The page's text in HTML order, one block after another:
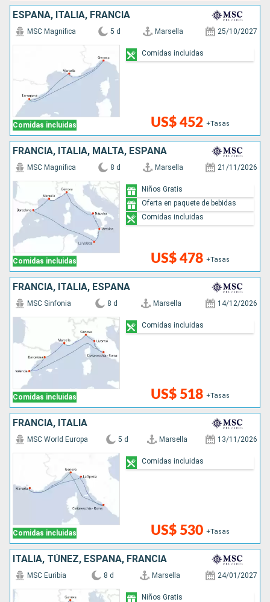
ESPAÑA, ITALIA, FRANCIA
Comidas incluidas
MSC Magnifica 5 d Marsella 25/10/2027
US$ 452 +Tasas
Comidas incluidas
FRANCIA, ITALIA, MALTA, ESPAÑA
Comidas incluidas
MSC Magnifica 8 d Marsella 21/11/2026
US$ 478 +Tasas
Niños Gratis
Oferta en paquete de bebidas
Comidas incluidas
FRANCIA, ITALIA, ESPAÑA
Comidas incluidas
MSC Sinfonia 8 d Marsella 14/12/2026
US$ 518 +Tasas
Comidas incluidas
FRANCIA, ITALIA
Comidas incluidas
MSC World Europa 5 d Marsella 13/11/2026
US$ 530 +Tasas
Comidas incluidas
ITALIA, TÚNEZ, ESPAÑA, FRANCIA
MSC Euribia 8 d Marsella 24/01/2027
Niños Gratis